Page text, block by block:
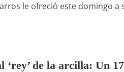
le ofreció este domingo a
de la arcilla: Un